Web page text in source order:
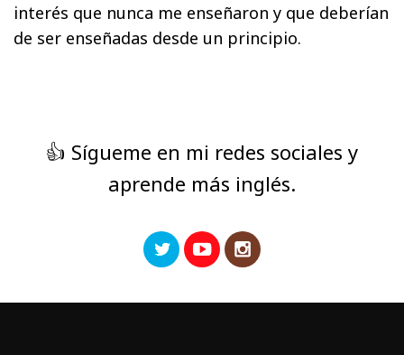
interés que nunca me enseñaron y que deberían
de ser enseñadas desde un principio.
👍 Sígueme en mi redes sociales y
aprende más inglés.